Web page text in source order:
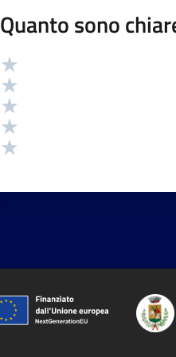
Quanto sono
Valutazione